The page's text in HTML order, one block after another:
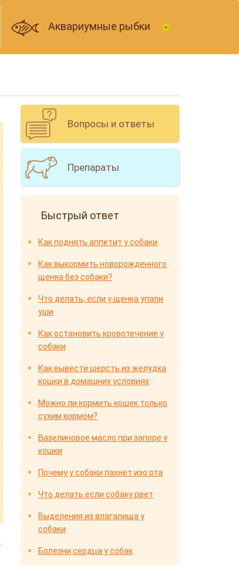
Аквариумные рыбки
Вопросы и ответы
Препараты
Быстрый ответ
Как поднять аппетит у собаки
Как выкормить новорожденного
щенка без собаки?
Что делать, если у щенка упали
уши
Как остановить кровотечение у
собаки
Как вывести шерсть из желудка
кошки в домашних условиях
Можно ли кормить кошек только
сухим кормом?
Вазелиновое масло при запоре у
кошки
Почему у собаки пахнет изо рта
Что делать если собаку рвет
Выделения из влагалища у
собаки
Болезни сердца у собак